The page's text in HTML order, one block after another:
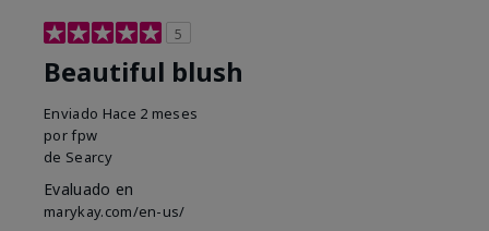
5
Beautiful blush
Enviado Hace 2 meses
porfpw
de Searcy
Evaluado en
marykay.com/en-us/